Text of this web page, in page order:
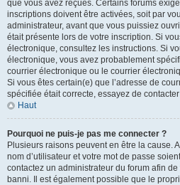
que vous avez reçues. Certains forums
inscriptions doivent être activées, soit par
administrateur, avant que vous puissiez
était présente lors de votre inscription. Si
électronique, consultez les instructions. Si
électronique, vous avez probablement
courrier électronique ou le courrier
Si vous êtes certain(e) que l’adresse de
spécifiée était correcte, essayez de
Haut
Pourquoi ne puis-je pas me connecter ?
Plusieurs raisons peuvent en être la cause.
nom d’utilisateur et votre mot de passe
contactez un administrateur du forum afin
banni. Il est également possible que le